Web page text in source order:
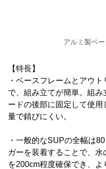
アルミ製ベ
【特長】
・ベースフレームとアウ
で、組み立てが簡単。組
ードの後部に固定して使
量で錆びにくい。
・一般的なSUPの全幅は
ガーを装着することで、
を200cm程度確保でき、よ